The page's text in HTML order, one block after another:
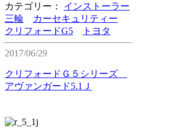
カテゴリー：
インストーラー
三輪
カーセキュリティー
クリフォードG5
トヨタ
2017/06/29
クリフォードＧ５シリーズ
アヴァンガード5.1Ｊ